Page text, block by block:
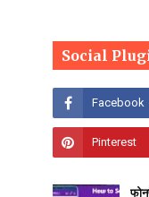
Social